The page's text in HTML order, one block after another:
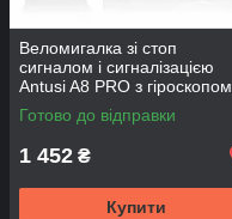
Веломигалка зі стоп
сигналом і сигналізацією
Antusi A8 PRO з гіроскопом
Готово до відправки
1 452 ₴
Купити